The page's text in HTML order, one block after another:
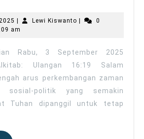
Rabu,
2025
September
3,
Lewi Kiswanto Lewi
0
am
Rabu, 3 September 2025
Ulangan 16:19 Salam
arus perkembangan zaman
sosial-politik yang semakin
Tuhan dipanggil untuk tetap